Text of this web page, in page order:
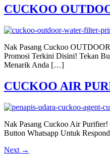
CUCKOO
Nak Pasang Cuckoo
Promosi Terkini Disini! Tekan
Menarik Anda […]
CUCKOO AIR
Nak Pasang Cuckoo Air
Button Whatsapp Untuk
Next →